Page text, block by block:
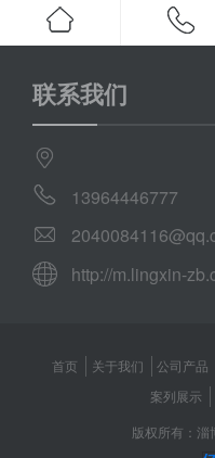
联系我们
13964446777
http://m.lingxin-
首页 关于我们 公司产品
案列展示
版权所有：淄